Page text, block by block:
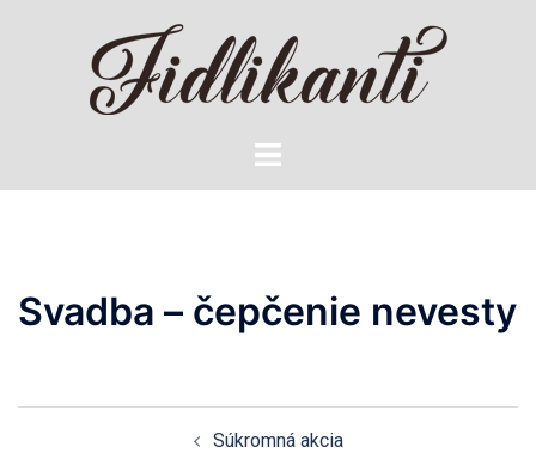
Toggle
Svadba – čepčenie nevesty
Súkromná akcia